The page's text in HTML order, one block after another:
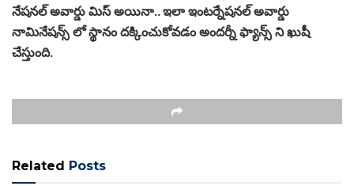
నేషనల్ అవార్డు మిస్ అయినా.. ఇలా ఇంటర్నేషనల్ అవార్డు
నామినేషన్స్ లో స్థానం దక్కించుకోవడం అందర్నీ ఫ్యాన్స్ ని ఖుషీ
చేస్తుంది.
Related Posts